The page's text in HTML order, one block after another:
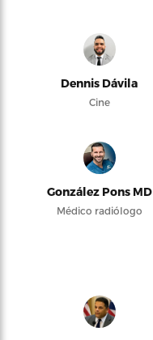
Dennis Dávila
Cine
González Pons MD
Médico radiólogo